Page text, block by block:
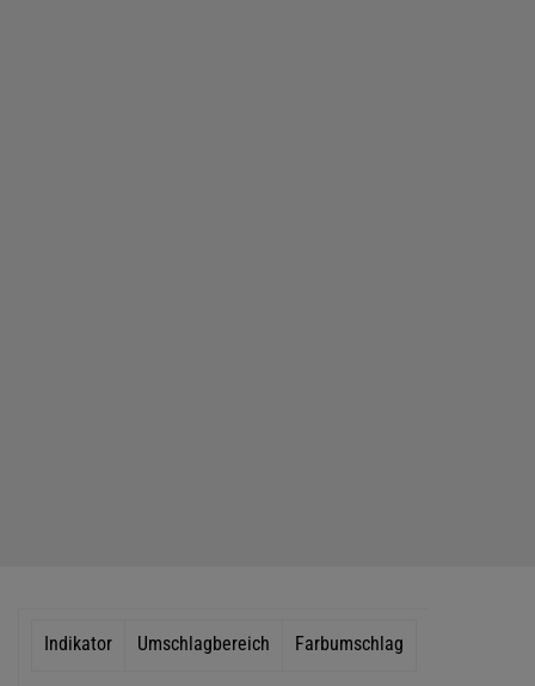
Indikator Umschlagbereich Farbumschlag